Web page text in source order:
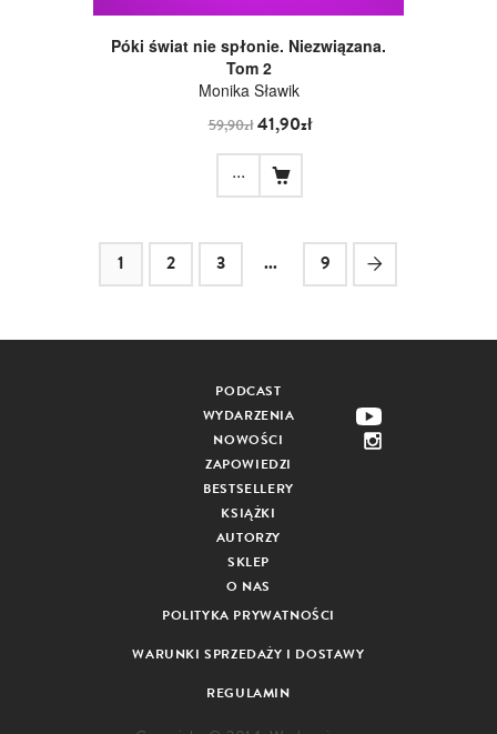
Póki świat nie spłonie. Niezwiązana.
Tom 2
Monika Sławik
59,90zł41,90zł
...
1 2 3 ... 9
PODCAST
WYDARZENIA
NOWOŚCI
ZAPOWIEDZI
BESTSELLERY
KSIĄŻKI
AUTORZY
SKLEP
O NAS
POLITYKA PRYWATNOŚCI
WARUNKI SPRZEDAŻY I DOSTAWY
REGULAMIN